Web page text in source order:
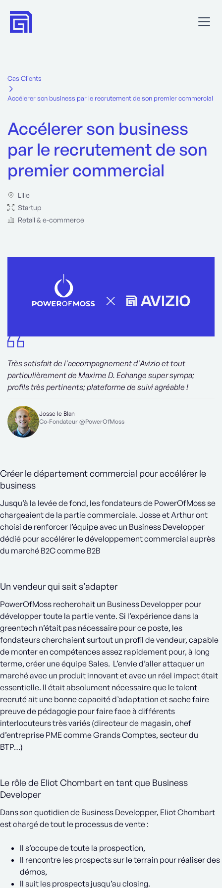
Cas Clients
Accélerer son business par le recrutement de son premier commercial
Accélerer son business
par le recrutement de son
premier commercial
Lille
Startup
Retail & e-commerce
Très satisfait de l'accompagnement d'Avizio et tout
particulièrement de Maxime D. Echange super sympa;
profils très pertinents; plateforme de suivi agréable !
Josse le Blan
Co-Fondateur @PowerOfMoss
Créer le département commercial pour accélérer le
business
Jusqu’à la levée de fond, les fondateurs de PowerOfMoss se
chargeaient de la partie commerciale. Josse et Arthur ont
choisi de renforcer l’équipe avec un Business Developper
dédié pour accélérer le développement commercial auprès
du marché B2C comme B2B
Un vendeur qui sait s’adapter
PowerOfMoss recherchait un Business Developper pour
développer toute la partie vente. Si l’expérience dans la
greentech n’était pas nécessaire pour ce poste, les
fondateurs cherchaient surtout un profil de vendeur, capable
de monter en compétences assez rapidement pour, à long
terme, créer une équipe Sales. L’envie d’aller attaquer un
marché avec un produit innovant et avec un réel impact était
essentielle. Il était absolument nécessaire que le talent
recruté ait une bonne capacité d’adaptation et sache faire
preuve de pédagogie pour faire face à différents
interlocuteurs très variés (directeur de magasin, chef
d’entreprise PME comme Grands Comptes, secteur du
BTP…)
Le rôle de Eliot Chombart en tant que Business
Developer
Dans son quotidien de Business Developper, Eliot Chombart
est chargé de tout le processus de vente :
Il s’occupe de toute la prospection,
Il rencontre les prospects sur le terrain pour réaliser des
démos,
Il suit les prospects jusqu’au closing.